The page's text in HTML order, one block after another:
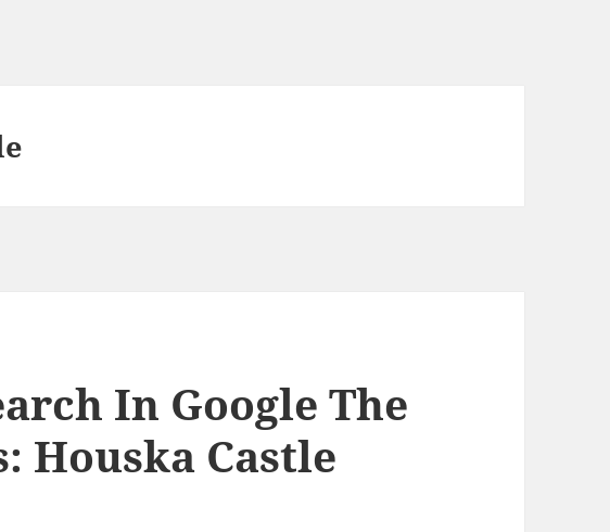
In Google The
Houska Castle